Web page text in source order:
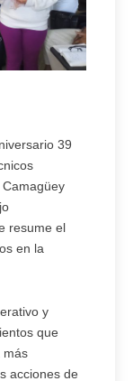
39
resume el
en la
y
que
más
acciones de